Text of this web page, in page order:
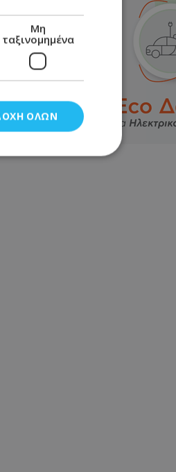
Μη
ταξινομημένα
ΌΛΩΝ
cookies.
και
σύμφωνα με τον
με τον τρόπο
λόγω ιστότοπο.